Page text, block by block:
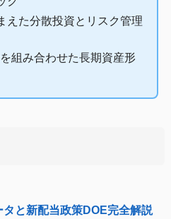
えた分散投資とリスク管理
組み合わせた長期資産形
と新配当政策DOE完全解説